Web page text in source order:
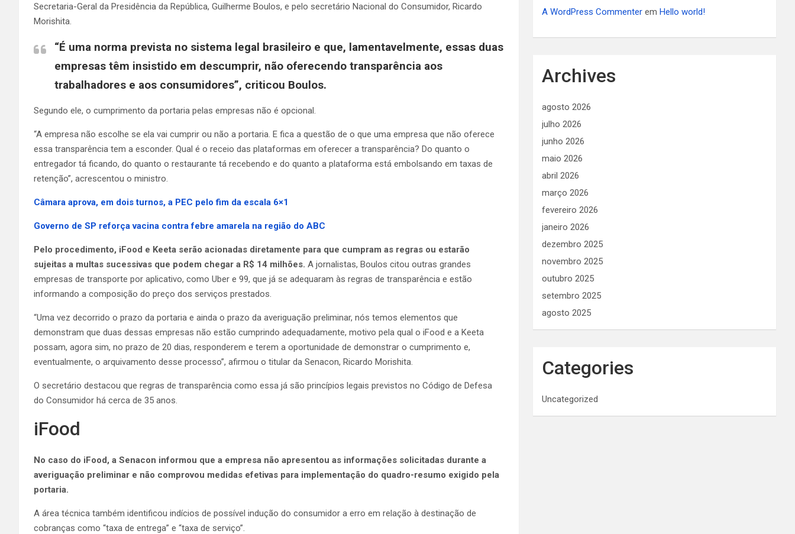
Secretaria-Geral da Presidência da República, Guilherme Boulos, e pelo secretário Nacional do Consumidor, Ricardo
Morishita.
“É uma norma prevista no sistema legal brasileiro e que, lamentavelmente, essas duas
empresas têm insistido em descumprir, não oferecendo transparência aos
trabalhadores e aos consumidores”, criticou Boulos.
Segundo ele, o cumprimento da portaria pelas empresas não é opcional.
“A empresa não escolhe se ela vai cumprir ou não a portaria. E fica a questão de o que uma empresa que não oferece
essa transparência tem a esconder. Qual é o receio das plataformas em oferecer a transparência? Do quanto o
entregador tá ficando, do quanto o restaurante tá recebendo e do quanto a plataforma está embolsando em taxas de
retenção”, acrescentou o ministro.
Câmara aprova, em dois turnos, a PEC pelo fim da escala 6×1
Governo de SP reforça vacina contra febre amarela na região do ABC
Pelo procedimento, iFood e Keeta serão acionadas diretamente para que cumpram as regras ou estarão
sujeitas a multas sucessivas que podem chegar a R$ 14 milhões. A jornalistas, Boulos citou outras grandes
empresas de transporte por aplicativo, como Uber e 99, que já se adequaram às regras de transparência e estão
informando a composição do preço dos serviços prestados.
“Uma vez decorrido o prazo da portaria e ainda o prazo da averiguação preliminar, nós temos elementos que
demonstram que duas dessas empresas não estão cumprindo adequadamente, motivo pela qual o iFood e a Keeta
possam, agora sim, no prazo de 20 dias, responderem e terem a oportunidade de demonstrar o cumprimento e,
eventualmente, o arquivamento desse processo”, afirmou o titular da Senacon, Ricardo Morishita.
O secretário destacou que regras de transparência como essa já são princípios legais previstos no Código de Defesa
do Consumidor há cerca de 35 anos.
iFood
No caso do iFood, a Senacon informou que a empresa não apresentou as informações solicitadas durante a
averiguação preliminar e não comprovou medidas efetivas para implementação do quadro-resumo exigido pela
portaria.
A área técnica também identificou indícios de possível indução do consumidor a erro em relação à destinação de
cobranças como “taxa de entrega” e “taxa de serviço”.
A WordPress Commenter emHello world!
Archives
agosto 2026
julho 2026
junho 2026
maio 2026
abril 2026
março 2026
fevereiro 2026
janeiro 2026
dezembro 2025
novembro 2025
outubro 2025
setembro 2025
agosto 2025
Categories
Uncategorized